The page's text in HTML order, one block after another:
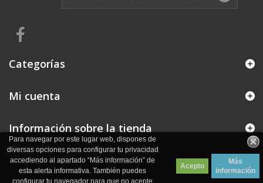
Para navegar por este lugar web, dispones de
diversas opciones para configurar tu privacidad
accediendo al apartado “Más información” de
esta alerta informativa. También puedes
configurar tu navegador para que no acepte
Acepto
Más
información
Categorías
Mi cuenta
Información sobre la tienda